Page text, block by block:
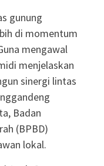
gunung
di momentum
mengawal
menjelaskan
sinergi lintas
Badan
(BPBD)
lokal.